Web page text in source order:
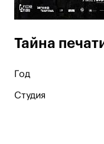
Тайна
Год
Студия